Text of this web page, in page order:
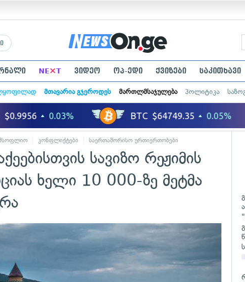
NE×T ვიდეო ოპ-ედი ქვიზები საკითხავი
მთავარია გჯეროდეს მართლმსაჯულება პოლიტიკა
კონფლიქტები საერთაშორისო ურთიერთობები
სავიზო რეჟიმის
ხელი 10 000-ზე მეტმა